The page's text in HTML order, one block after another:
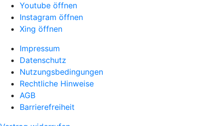
Youtube öffnen
Instagram öffnen
Xing öffnen
Impressum
Datenschutz
Nutzungsbedingungen
Rechtliche Hinweise
AGB
Barrierefreiheit